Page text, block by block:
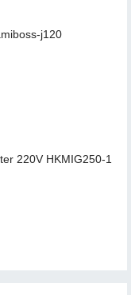
j120
220V HKMIG250-1